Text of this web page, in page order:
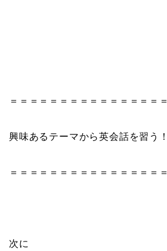
＝＝＝＝＝＝＝＝＝＝＝＝＝＝＝＝
興味あるテーマから英会話を習う！
＝＝＝＝＝＝＝＝＝＝＝＝＝＝＝＝
次に